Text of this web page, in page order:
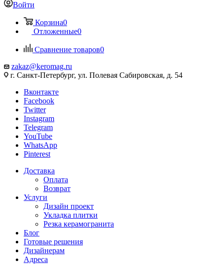
Войти
Корзина0
Отложенные0
Сравнение товаров0
zakaz@keromag.ru
г. Санкт-Петербург, ул. Полевая Сабировская, д. 54
Вконтакте
Facebook
Twitter
Instagram
Telegram
YouTube
WhatsApp
Pinterest
Доставка
Оплата
Возврат
Услуги
Дизайн проект
Укладка плитки
Резка керамогранита
Блог
Готовые решения
Дизайнерам
Адреса